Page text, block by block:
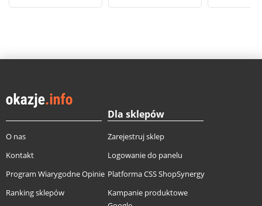
O nas
Kontakt
Program Wiarygodne Opinie
Ranking sklepów
Dla sklepów
Zarejestruj sklep
Logowanie do panelu
Platforma CSS ShopSynergy
Kampanie produktowe